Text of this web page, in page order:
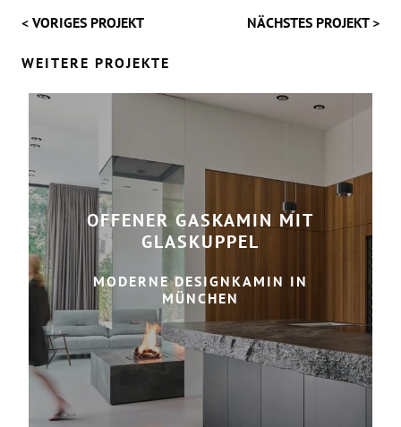
< VORIGES PROJEKT NÄCHSTES PROJEKT >
WEITERE PROJEKTE
OFFENER GASKAMIN MIT
GLASKUPPEL
MODERNE DESIGNKAMIN IN
MÜNCHEN